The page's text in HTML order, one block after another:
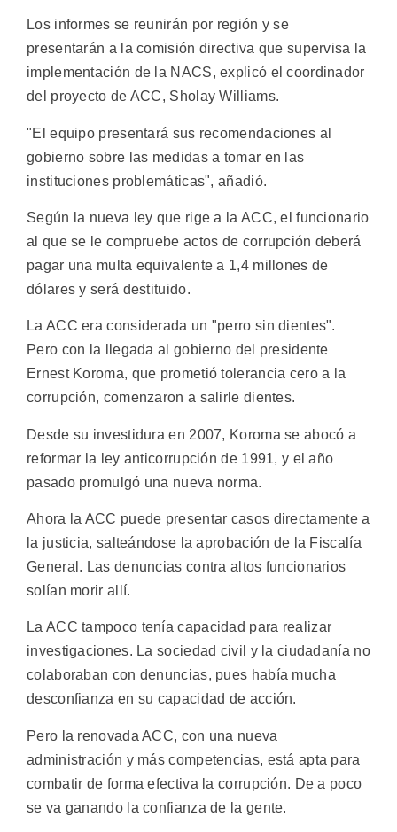
Los informes se reunirán por región y se
presentarán a la comisión directiva que supervisa la
implementación de la NACS, explicó el coordinador
del proyecto de ACC, Sholay Williams.
"El equipo presentará sus recomendaciones al
gobierno sobre las medidas a tomar en las
instituciones problemáticas", añadió.
Según la nueva ley que rige a la ACC, el funcionario
al que se le compruebe actos de corrupción deberá
pagar una multa equivalente a 1,4 millones de
dólares y será destituido.
La ACC era considerada un "perro sin dientes".
Pero con la llegada al gobierno del presidente
Ernest Koroma, que prometió tolerancia cero a la
corrupción, comenzaron a salirle dientes.
Desde su investidura en 2007, Koroma se abocó a
reformar la ley anticorrupción de 1991, y el año
pasado promulgó una nueva norma.
Ahora la ACC puede presentar casos directamente a
la justicia, salteándose la aprobación de la Fiscalía
General. Las denuncias contra altos funcionarios
solían morir allí.
La ACC tampoco tenía capacidad para realizar
investigaciones. La sociedad civil y la ciudadanía no
colaboraban con denuncias, pues había mucha
desconfianza en su capacidad de acción.
Pero la renovada ACC, con una nueva
administración y más competencias, está apta para
combatir de forma efectiva la corrupción. De a poco
se va ganando la confianza de la gente.